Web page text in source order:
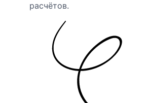
расчётов.